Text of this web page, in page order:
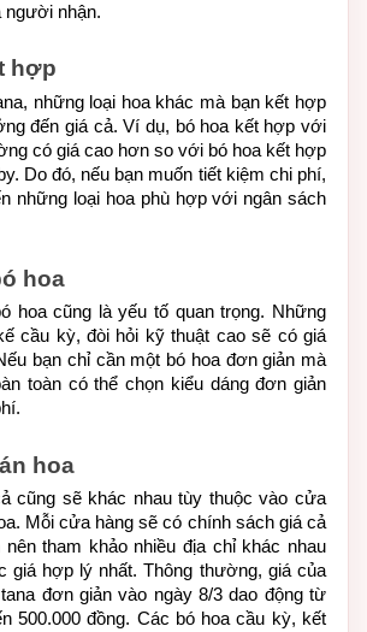
người nhận.
hợp
những loại hoa khác mà bạn kết hợp
đến giá cả. Ví dụ, bó hoa kết hợp với
có giá cao hơn so với bó hoa kết hợp
Do đó, nếu bạn muốn tiết kiệm chi phí,
những loại hoa phù hợp với ngân sách
hoa
hoa cũng là yếu tố quan trọng. Những
cầu kỳ, đòi hỏi kỹ thuật cao sẽ có giá
bạn chỉ cần một bó hoa đơn giản mà
toàn có thể chọn kiểu dáng đơn giản
hoa
cũng sẽ khác nhau tùy thuộc vào cửa
Mỗi cửa hàng sẽ có chính sách giá cả
nên tham khảo nhiều địa chỉ khác nhau
giá hợp lý nhất. Thông thường, giá của
đơn giản vào ngày 8/3 dao động từ
500.000 đồng. Các bó hoa cầu kỳ, kết